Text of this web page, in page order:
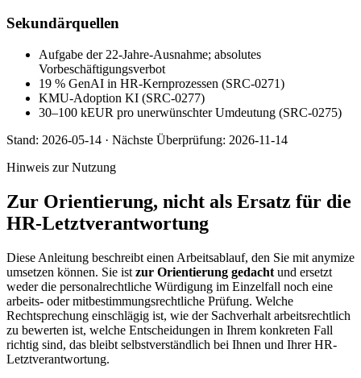
Sekundärquellen
Aufgabe der 22-Jahre-Ausnahme; absolutes
Vorbeschäftigungsverbot
19 % GenAI in HR-Kernprozessen (SRC-0271)
KMU-Adoption KI (SRC-0277)
30–100 kEUR pro unerwünschter Umdeutung (SRC-0275)
Stand: 2026-05-14 · Nächste Überprüfung: 2026-11-14
Hinweis zur Nutzung
Zur Orientierung, nicht als Ersatz für die
HR-Letztverantwortung
Diese Anleitung beschreibt einen Arbeitsablauf, den Sie mit anymize
umsetzen können. Sie ist zur Orientierung gedacht und ersetzt
weder die personalrechtliche Würdigung im Einzelfall noch eine
arbeits- oder mitbestimmungsrechtliche Prüfung. Welche
Rechtsprechung einschlägig ist, wie der Sachverhalt arbeitsrechtlich
zu bewerten ist, welche Entscheidungen in Ihrem konkreten Fall
richtig sind, das bleibt selbstverständlich bei Ihnen und Ihrer HR-
Letztverantwortung.